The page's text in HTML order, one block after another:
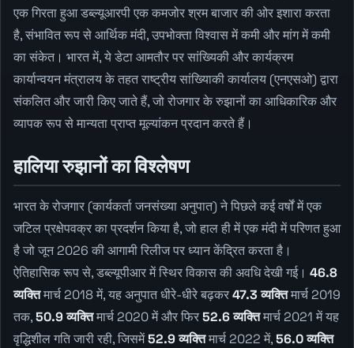
एक गिरता हुआ डब्ल्यूआरपी एक कमजोर श्रम बाजार की ओर इशारा करता
है, संभावित रूप से आर्थिक मंदी, उपभोक्ता विश्वास में कमी और मांग में कमी
का संकेत। भारत में, ये डेटा आमतौर पर सांख्यिकी और कार्यक्रम
कार्यान्वयन मंत्रालय के तहत राष्ट्रीय सांख्यािकी कार्यालय (एनएसओ) द्वारा
संकलित और जारी किए जाते हैं, जो रोजगार के रुझानों का आधिकारिक और
व्यापक रूप से मान्यता प्राप्त मूल्यांकन प्रदान करते हैं।
हालिया रुझानों का विश्लेषण
भारत के रोजगार (कार्यकर्ता जनसंख्या अनुपात) ने पिछले कई वर्षों में एक
जटिल प्रक्षेपवक्र का प्रदर्शन किया है, जो हाल ही में एक मंदी में परिणत हुआ
है जो जून 2026 की आगामी रिलीज पर ध्यान केंद्रित करता है।
ऐतिहासिक रूप से, डब्ल्यूपीआर में स्थिर विकास की अवधि देखी गई। 46.8
व्यक्तिमार्च 2018 में, यह अनुपात धीरे-धीरे बढ़कर47.3 व्यक्तिमार्च 2019
तक,50.9 व्यक्तिमार्च 2020 में और फिर52.6 व्यक्तिमार्च 2021 में यह
वृद्धिशील गति जारी रही, जिसमें52.9 व्यक्तिमार्च 2022 में,56.0 व्यक्ति